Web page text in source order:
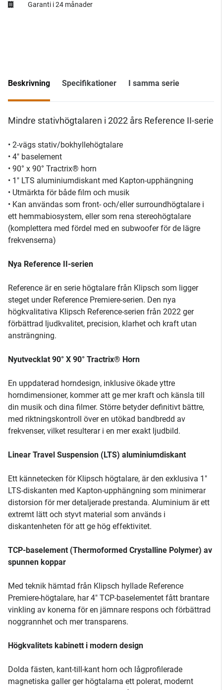
Garanti i 24 månader
Beskrivning Specifikationer I samma serie
Mindre stativhögtalaren i 2022 års Reference II-serie
• 2-vägs stativ/bokhyllehögtalare
• 4" baselement
• 90° x 90° Tractrix® horn
• 1" LTS aluminiumdiskant med Kapton-upphängning
• Utmärkta för både film och musik
• Kan användas som front- och/eller surroundhögtalare i
ett hemmabiosystem, eller som rena stereohögtalare
(komplettera med fördel med en subwoofer för de lägre
frekvenserna)
Nya Reference II-serien
Reference är en serie högtalare från Klipsch som ligger
steget under Reference Premiere-serien. Den nya
högkvalitativa Klipsch Reference-serien från 2022 ger
förbättrad ljudkvalitet, precision, klarhet och kraft utan
ansträngning.
Nyutvecklat 90° X 90° Tractrix® Horn
En uppdaterad horndesign, inklusive ökade yttre
horndimensioner, kommer att ge mer kraft och känsla till
din musik och dina filmer. Större betyder definitivt bättre,
med riktningskontroll över en utökad bandbredd av
frekvenser, vilket resulterar i en mer exakt ljudbild.
Linear Travel Suspension (LTS) aluminiumdiskant
Ett kännetecken för Klipsch högtalare, är den exklusiva 1"
LTS-diskanten med Kapton-upphängning som minimerar
distorsion för mer detaljerade prestanda. Aluminium är ett
extremt lätt och styvt material som används i
diskantenheten för att ge hög effektivitet.
TCP-baselement (Thermoformed Crystalline Polymer) av
spunnen koppar
Med teknik hämtad från Klipsch hyllade Reference
Premiere-högtalare, har 4" TCP-baselementet fått brantare
vinkling av konerna för en jämnare respons och förbättrad
noggrannhet och mer transparens.
Högkvalitets kabinett i modern design
Dolda fästen, kant-till-kant horn och lågprofilerade
magnetiska galler ger högtalarna ett polerat, modernt